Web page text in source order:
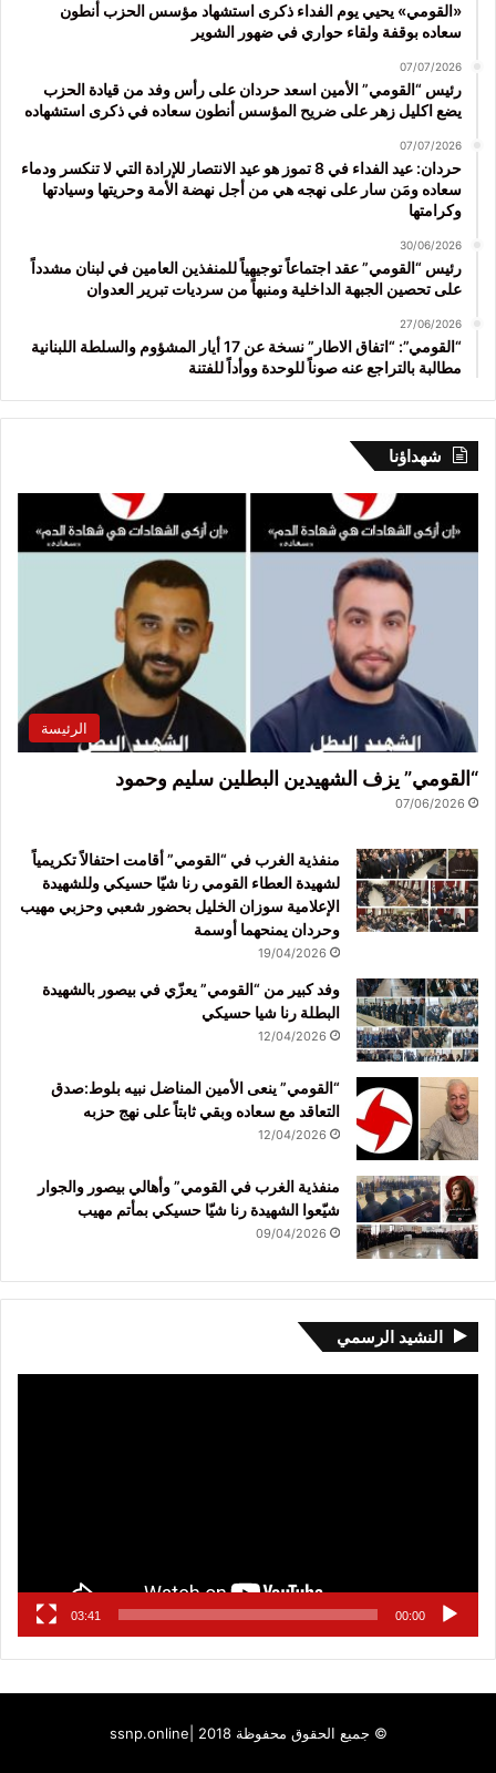
«القومي» يحيي يوم الفداء ذكرى استشهاد مؤسس الحزب أنطون
سعاده بوقفة ولقاء حواري في ضهور الشوير
07/07/2026
رئيس “القومي” الأمين اسعد حردان على رأس وفد من قيادة الحزب
يضع اكليل زهر على ضريح المؤسس أنطون سعاده في ذكرى استشهاده
07/07/2026
حردان: عيد الفداء في 8 تموز هو عيد الانتصار للإرادة التي لا تنكسر ودماء
سعاده ومَن سار على نهجه هي من أجل نهضة الأمة وحريتها وسيادتها
وكرامتها
30/06/2026
رئيس “القومي” عقد اجتماعاً توجيهياً للمنفذين العامين في لبنان مشدداً
على تحصين الجبهة الداخلية ومنبهاً من سرديات تبرير العدوان
27/06/2026
“القومي”: “اتفاق الاطار” نسخة عن 17 أيار المشؤوم والسلطة اللبنانية
مطالبة بالتراجع عنه صوناً للوحدة ووأداً للفتنة
شهداؤنا
الرئيسة
“القومي” يزف الشهيدين البطلين سليم وحمود
07/06/2026
منفذية الغرب في “القومي” أقامت احتفالاً تكريمياً
لشهيدة العطاء القومي رنا شيّا حسيكي وللشهيدة
الإعلامية سوزان الخليل بحضور شعبي وحزبي مهيب
وحردان يمنحهما أوسمة
19/04/2026
وفد كبير من “القومي” يعزّي في بيصور بالشهيدة
البطلة رنا شيا حسيكي
12/04/2026
“القومي” ينعى الأمين المناضل نبيه بلوط:صدق
التعاقد مع سعاده وبقي ثابتاً على نهج حزبه
12/04/2026
منفذية الغرب في القومي” وأهالي بيصور والجوار
شيّعوا الشهيدة رنا شيّا حسيكي بمأتم مهيب
09/04/2026
النشيد الرسمي
00:00
03:41
© جميع الحقوق محفوظة 2018 | ssnp.online